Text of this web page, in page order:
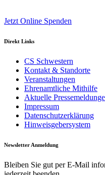
Jetzt Online Spenden
Direkt Links
CS Schwestern
Kontakt & Standorte
Veranstaltungen
Ehrenamtliche Mithilfe
Aktuelle
Impressum
Datenschutzerklärung
Hinweisgebersystem
Newsletter Anmeldung
Bleiben Sie gut per E-Mail